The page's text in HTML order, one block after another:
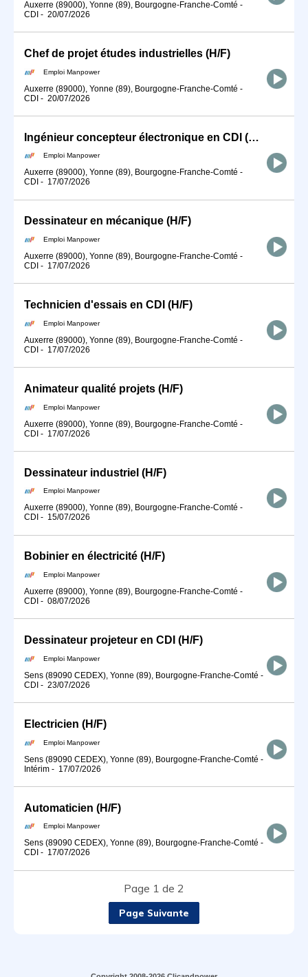
Auxerre (89000), Yonne (89), Bourgogne-Franche-Comté -
CDI - 20/07/2026
Chef de projet études industrielles (H/F)
Emploi Manpower
Auxerre (89000), Yonne (89), Bourgogne-Franche-Comté -
CDI - 20/07/2026
Ingénieur concepteur électronique en CDI (H/F)
Emploi Manpower
Auxerre (89000), Yonne (89), Bourgogne-Franche-Comté -
CDI - 17/07/2026
Dessinateur en mécanique (H/F)
Emploi Manpower
Auxerre (89000), Yonne (89), Bourgogne-Franche-Comté -
CDI - 17/07/2026
Technicien d'essais en CDI (H/F)
Emploi Manpower
Auxerre (89000), Yonne (89), Bourgogne-Franche-Comté -
CDI - 17/07/2026
Animateur qualité projets (H/F)
Emploi Manpower
Auxerre (89000), Yonne (89), Bourgogne-Franche-Comté -
CDI - 17/07/2026
Dessinateur industriel (H/F)
Emploi Manpower
Auxerre (89000), Yonne (89), Bourgogne-Franche-Comté -
CDI - 15/07/2026
Bobinier en électricité (H/F)
Emploi Manpower
Auxerre (89000), Yonne (89), Bourgogne-Franche-Comté -
CDI - 08/07/2026
Dessinateur projeteur en CDI (H/F)
Emploi Manpower
Sens (89090 CEDEX), Yonne (89), Bourgogne-Franche-Comté -
CDI - 23/07/2026
Electricien (H/F)
Emploi Manpower
Sens (89090 CEDEX), Yonne (89), Bourgogne-Franche-Comté -
Intérim - 17/07/2026
Automaticien (H/F)
Emploi Manpower
Sens (89090 CEDEX), Yonne (89), Bourgogne-Franche-Comté -
CDI - 17/07/2026
Page 1 de 2
Page Suivante